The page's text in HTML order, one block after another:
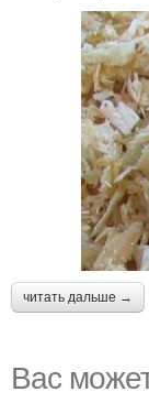
читать дальше →
Вас